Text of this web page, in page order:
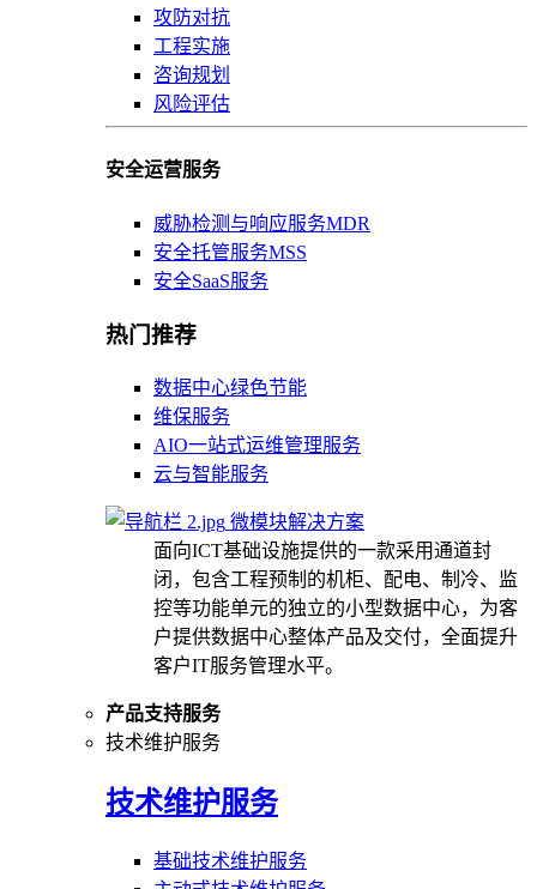
攻防对抗
工程实施
咨询规划
风险评估
安全运营服务
威胁检测与响应服务MDR
安全托管服务MSS
安全SaaS服务
热门推荐
数据中心绿色节能
维保服务
AIO一站式运维管理服务
云与智能服务
微模块解决方案
面向ICT基础设施提供的一款采用通道封
闭，包含工程预制的机柜、配电、制冷、监
控等功能单元的独立的小型数据中心，为客
户提供数据中心整体产品及交付，全面提升
客户IT服务管理水平。
产品支持服务
技术维护服务
技术维护服务
基础技术维护服务